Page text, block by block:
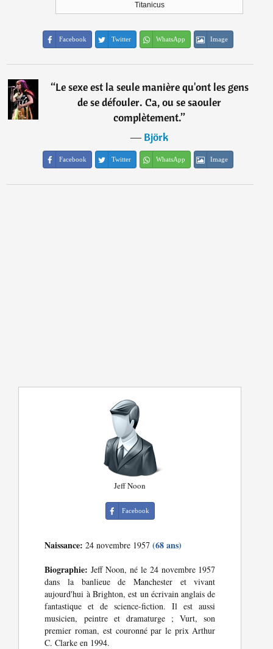
Titanicus
Facebook Twitter WhatsApp Image
“Le sexe est la seule manière qu'ont les gens
de se défouler. Ca, ou se saouler
complètement.”
―Björk
Facebook Twitter WhatsApp Image
Jeff Noon
Facebook
Naissance: 24 novembre 1957(68 ans)
Biographie: Jeff Noon, né le 24 novembre 1957
dans la banlieue de Manchester et vivant
aujourd'hui à Brighton, est un écrivain anglais de
fantastique et de science-fiction. Il est aussi
musicien, peintre et dramaturge ; Vurt, son
premier roman, est couronné par le prix Arthur
C. Clarke en 1994.